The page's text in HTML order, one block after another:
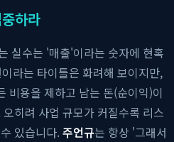
하라
실수는 '매출'이라는 숫자에 현혹
라는 타이틀은 화려해 보이지만,
비용을 제하고 남는 돈(순이익)이
히려 사업 규모가 커질수록 리스
있습니다.주언규는 항상 '그래서